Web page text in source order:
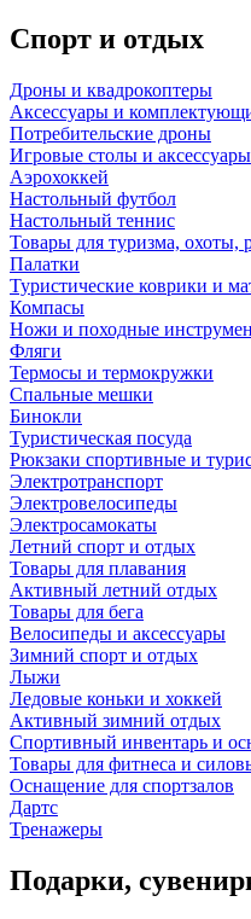
Спорт и отдых
Дроны и квадрокоптеры
Аксессуары и
Потребительские дроны
Игровые столы и аксессуары
Аэрохоккей
Настольный футбол
Настольный теннис
Товары для туризма, охоты,
Палатки
Туристические коврики и
Компасы
Ножи и походные
Фляги
Термосы и термокружки
Спальные мешки
Бинокли
Туристическая посуда
Рюкзаки спортивные и
Электротранспорт
Электровелосипеды
Электросамокаты
Летний спорт и отдых
Товары для плавания
Активный летний отдых
Товары для бега
Велосипеды и аксессуары
Зимний спорт и отдых
Лыжи
Ледовые коньки и хоккей
Активный зимний отдых
Спортивный инвентарь и
Товары для фитнеса и
Оснащение для спортзалов
Дартс
Тренажеры
Подарки,